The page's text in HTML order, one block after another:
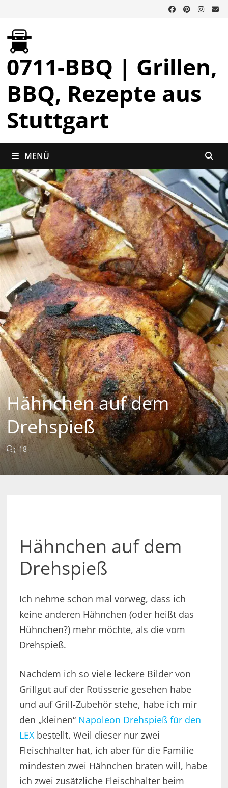
Inhalt
0711-BBQ | Grillen,
BBQ, Rezepte aus
Stuttgart
MENÜ
Hähnchen auf dem
Drehspieß
18
Hähnchen auf dem
Drehspieß
Ich nehme schon mal vorweg, dass ich
keine anderen Hähnchen (oder heißt das
Hühnchen?) mehr möchte, als die vom
Drehspieß.
Nachdem ich so viele leckere Bilder von
Grillgut auf der Rotisserie gesehen habe
und auf Grill-Zubehör stehe, habe ich mir
den „kleinen“ Napoleon Drehspieß für den
LEXbestellt. Weil dieser nur zwei
Fleischhalter hat, ich aber für die Familie
mindesten zwei Hähnchen braten will, habe
ich zwei zusätzliche Fleischhalter beim